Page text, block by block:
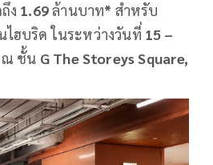
ง 1.69ล้านบาท* สำหรับ
ฮบริด ในระหว่างวันที่ 15 –
ณ ชั้น G The Storeys Square,